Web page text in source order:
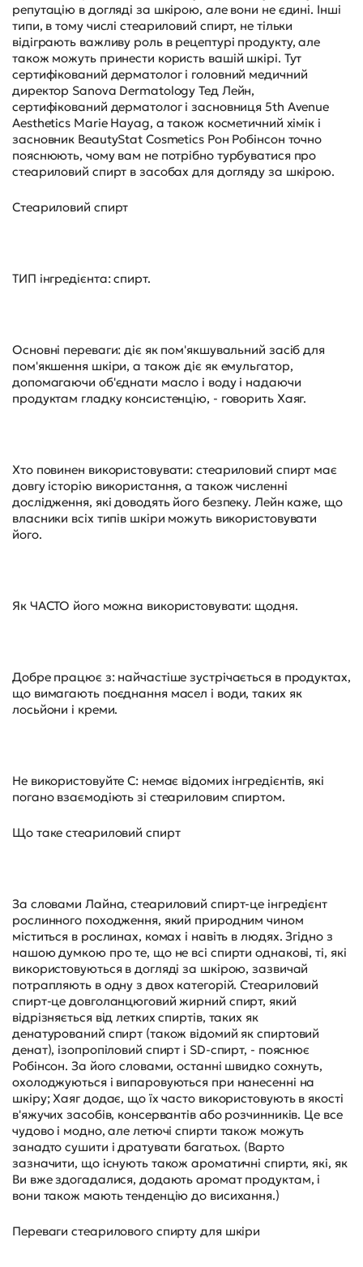
репутацію в догляді за шкірою, але вони не єдині. Інші
типи, в тому числі стеариловий спирт, не тільки
відіграють важливу роль в рецептурі продукту, але
також можуть принести користь вашій шкірі. Тут
сертифікований дерматолог і головний медичний
директор Sanova Dermatology Тед Лейн,
сертифікований дерматолог і засновниця 5th Avenue
Aesthetics Marie Hayag, а також косметичний хімік і
засновник BeautyStat Cosmetics Рон Робінсон точно
пояснюють, чому вам не потрібно турбуватися про
стеариловий спирт в засобах для догляду за шкірою.
Стеариловий спирт
ТИП інгредієнта: спирт.
Основні переваги: діє як пом'якшувальний засіб для
пом'якшення шкіри, а також діє як емульгатор,
допомагаючи об'єднати масло і воду і надаючи
продуктам гладку консистенцію, - говорить Хаяг.
Хто повинен використовувати: стеариловий спирт має
довгу історію використання, а також численні
дослідження, які доводять його безпеку. Лейн каже, що
власники всіх типів шкіри можуть використовувати
його.
Як ЧАСТО його можна використовувати: щодня.
Добре працює з: найчастіше зустрічається в продуктах,
що вимагають поєднання масел і води, таких як
лосьйони і креми.
Не використовуйте С: немає відомих інгредієнтів, які
погано взаємодіють зі стеариловим спиртом.
Що таке стеариловий спирт
За словами Лайна, стеариловий спирт-це інгредієнт
рослинного походження, який природним чином
міститься в рослинах, комах і навіть в людях. Згідно з
нашою думкою про те, що не всі спирти однакові, ті, які
використовуються в догляді за шкірою, зазвичай
потрапляють в одну з двох категорій. Стеариловий
спирт-це довголанцюговий жирний спирт, який
відрізняється від летких спиртів, таких як
денатурований спирт (також відомий як спиртовий
денат), ізопропіловий спирт і SD-спирт, - пояснює
Робінсон. За його словами, останні швидко сохнуть,
охолоджуються і випаровуються при нанесенні на
шкіру; Хаяг додає, що їх часто використовують в якості
в'яжучих засобів, консервантів або розчинників. Це все
чудово і модно, але летючі спирти також можуть
занадто сушити і дратувати багатьох. (Варто
зазначити, що існують також ароматичні спирти, які, як
Ви вже здогадалися, додають аромат продуктам, і
вони також мають тенденцію до висихання.)
Переваги стеарилового спирту для шкіри